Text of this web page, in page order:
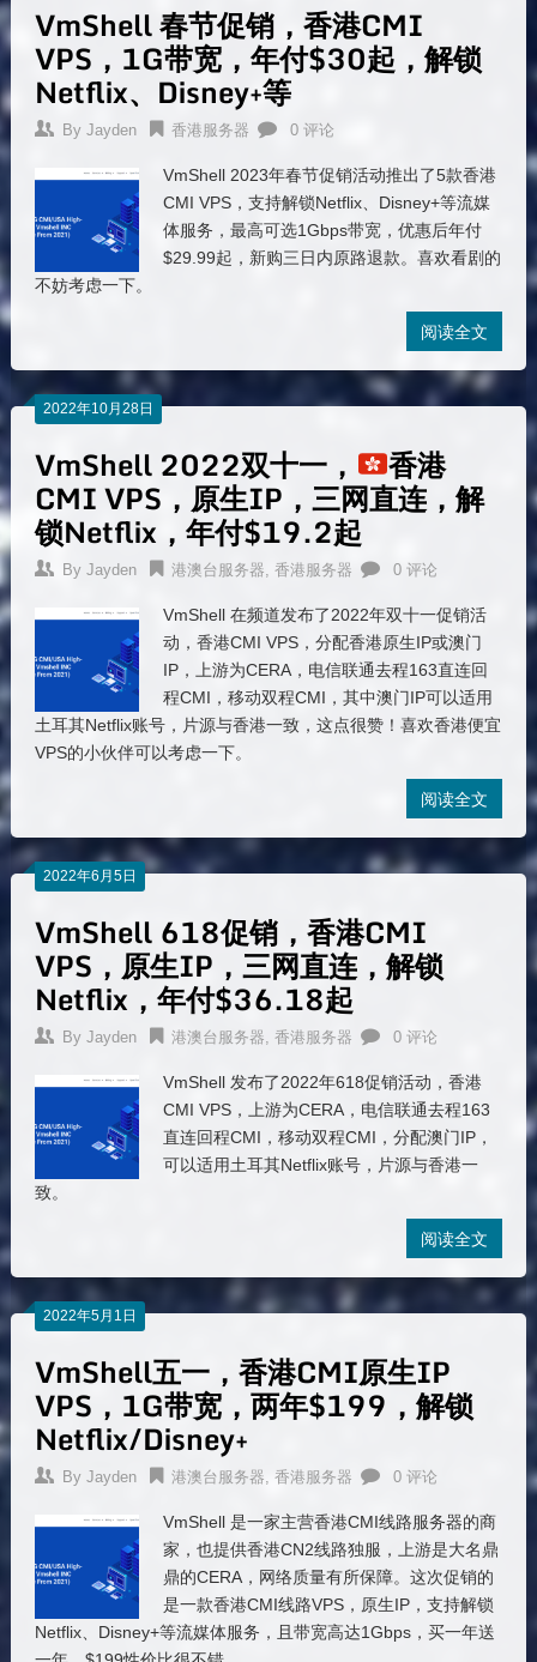
VmShell 春节促销，香港CMI
VPS，1G带宽，年付$30起，解锁
Netflix、Disney+等
By Jayden 香港服务器 0 评论
VmShell 2023年春节促销活动推出了5款香港
CMI VPS，支持解锁Netflix、Disney+等流媒
体服务，最高可选1Gbps带宽，优惠后年付
$29.99起，新购三日内原路退款。喜欢看剧的
不妨考虑一下。
阅读全文
2022年10月28日
VmShell 2022双十一， 香港
CMI VPS，原生IP，三网直连，解
锁Netflix，年付$19.2起
By Jayden 港澳台服务器, 香港服务器 0 评论
VmShell 在频道发布了2022年双十一促销活
动，香港CMI VPS，分配香港原生IP或澳门
IP，上游为CERA，电信联通去程163直连回
程CMI，移动双程CMI，其中澳门IP可以适用
土耳其Netflix账号，片源与香港一致，这点很赞！喜欢香港便宜
VPS的小伙伴可以考虑一下。
阅读全文
2022年6月5日
VmShell 618促销，香港CMI
VPS，原生IP，三网直连，解锁
Netflix，年付$36.18起
By Jayden 港澳台服务器, 香港服务器 0 评论
VmShell 发布了2022年618促销活动，香港
CMI VPS，上游为CERA，电信联通去程163
直连回程CMI，移动双程CMI，分配澳门IP，
可以适用土耳其Netflix账号，片源与香港一
致。
阅读全文
2022年5月1日
VmShell五一，香港CMI原生IP
VPS，1G带宽，两年$199，解锁
Netflix/Disney+
By Jayden 港澳台服务器, 香港服务器 0 评论
VmShell 是一家主营香港CMI线路服务器的商
家，也提供香港CN2线路独服，上游是大名鼎
鼎的CERA，网络质量有所保障。这次促销的
是一款香港CMI线路VPS，原生IP，支持解锁
Netflix、Disney+等流媒体服务，且带宽高达1Gbps，买一年送